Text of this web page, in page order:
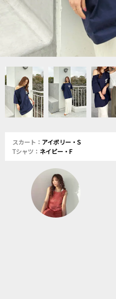
スカート： アイボリー・S
Tシャツ： ネイビー・F